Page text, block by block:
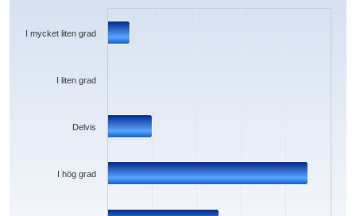
The chart has 1 X axis displaying categories.
The chart has 1 Y axis displaying values. Data ranges from 0 to 9.
I hög grad
Delvis
I liten grad
I mycket liten grad